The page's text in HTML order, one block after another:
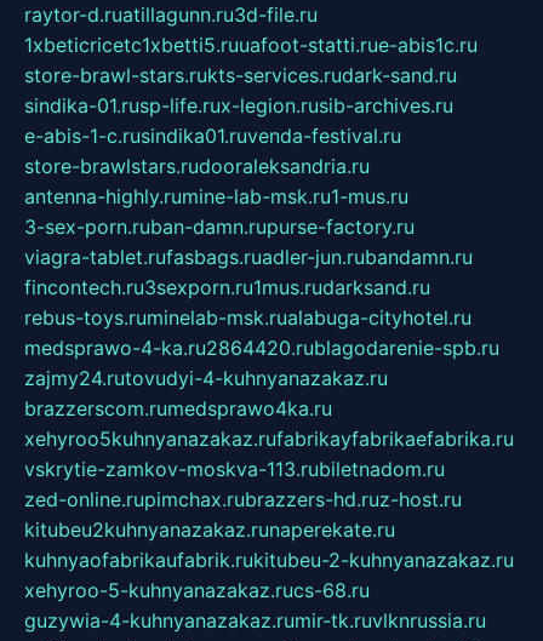
raytor-d.ruatillagunn.ru3d-file.ru
1xbeticricetc1xbetti5.ruuafoot-statti.rue-abis1c.ru
store-brawl-stars.rukts-services.rudark-sand.ru
sindika-01.rusp-life.rux-legion.rusib-archives.ru
e-abis-1-c.rusindika01.ruvenda-festival.ru
store-brawlstars.rudooraleksandria.ru
antenna-highly.rumine-lab-msk.ru1-mus.ru
3-sex-porn.ruban-damn.rupurse-factory.ru
viagra-tablet.rufasbags.ruadler-jun.rubandamn.ru
fincontech.ru3sexporn.ru1mus.rudarksand.ru
rebus-toys.ruminelab-msk.rualabuga-cityhotel.ru
medsprawo-4-ka.ru2864420.rublagodarenie-spb.ru
zajmy24.rutovudyi-4-kuhnyanazakaz.ru
brazzerscom.rumedsprawo4ka.ru
xehyroo5kuhnyanazakaz.rufabrikayfabrikaefabrika.ru
vskrytie-zamkov-moskva-113.rubiletnadom.ru
zed-online.rupimchax.rubrazzers-hd.ruz-host.ru
kitubeu2kuhnyanazakaz.runaperekate.ru
kuhnyaofabrikaufabrik.rukitubeu-2-kuhnyanazakaz.ru
xehyroo-5-kuhnyanazakaz.rucs-68.ru
guzywia-4-kuhnyanazakaz.rumir-tk.ruvlknrussia.ru